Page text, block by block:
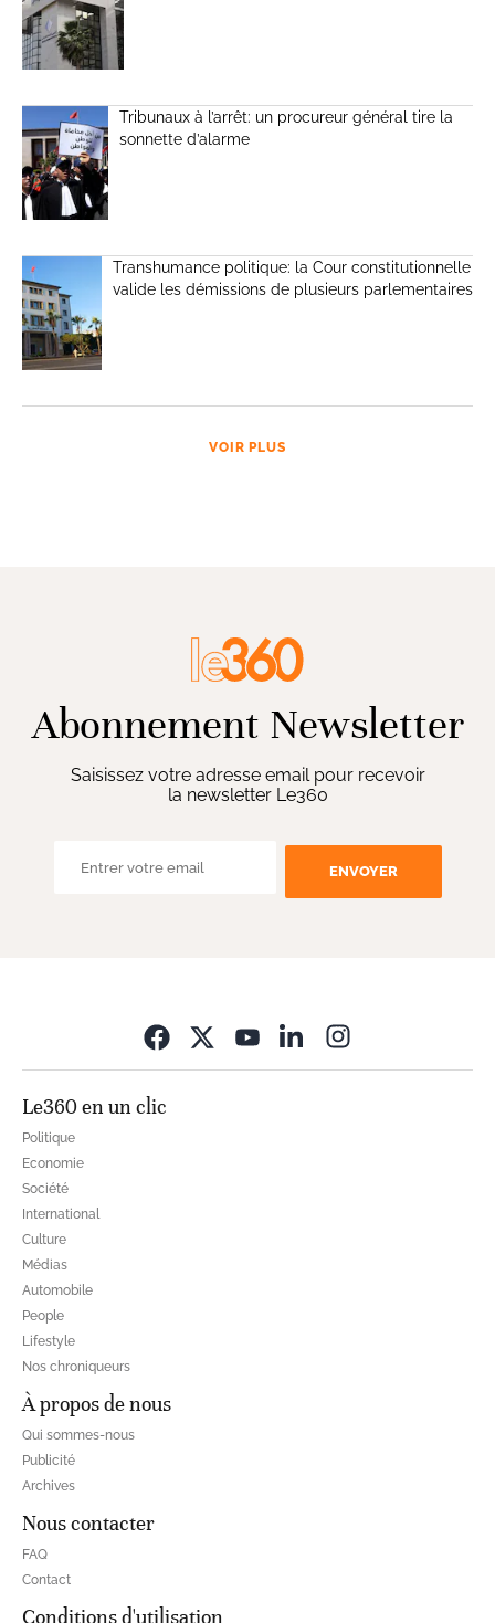
Tribunaux à l’arrêt: un procureur général tire la
sonnette d’alarme
Transhumance politique: la Cour constitutionnelle
valide les démissions de plusieurs parlementaires
VOIR PLUS
Abonnement Newsletter
Saisissez votre adresse email pour recevoir
la newsletter Le360
ENVOYER
Le360 en un clic
Politique
Economie
Société
International
Culture
Médias
Automobile
People
Lifestyle
Nos chroniqueurs
À propos de nous
Qui sommes-nous
Publicité
Archives
Nous contacter
FAQ
Contact
Conditions d'utilisation